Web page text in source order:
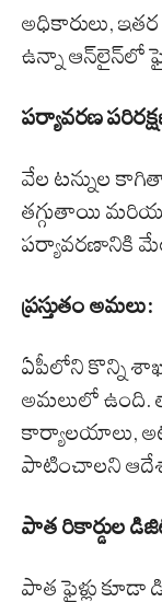
అధికారులు,
ఉన్నా ఆన్‌లైన్‌లో
పర్యావరణ
వేల టన్నుల
తగ్గుతాయి
పర్యావరణానికి
ప్రస్తుతం అమలు:
ఏపీలోని కొన్ని
అమలులో ఉంది.
కార్యాలయాలు,
పాటించాలని
పాత రికార్డుల
పాత ఫైళ్లు